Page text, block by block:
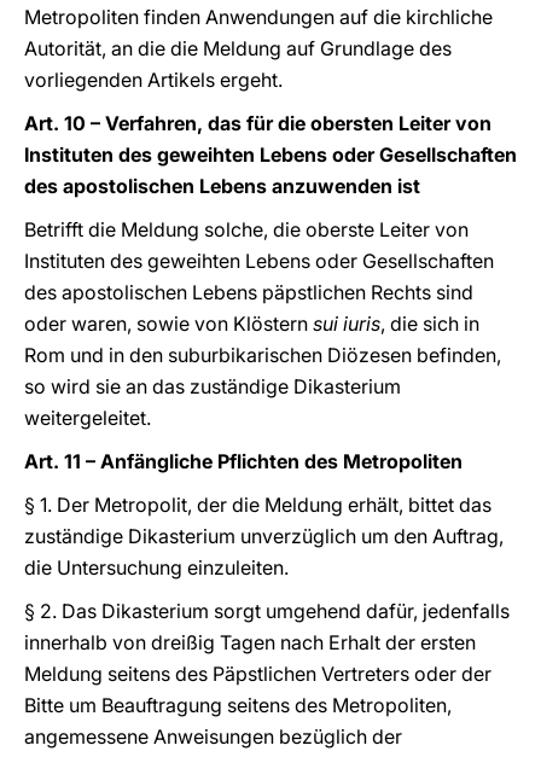
Metropoliten finden Anwendungen auf die kirchliche
Autorität, an die die Meldung auf Grundlage des
vorliegenden Artikels ergeht.
Art. 10 – Verfahren, das für die obersten Leiter von
Instituten des geweihten Lebens oder Gesellschaften
des apostolischen Lebens anzuwenden ist
Betrifft die Meldung solche, die oberste Leiter von
Instituten des geweihten Lebens oder Gesellschaften
des apostolischen Lebens päpstlichen Rechts sind
oder waren, sowie von Klöstern sui iuris, die sich in
Rom und in den suburbikarischen Diözesen befinden,
so wird sie an das zuständige Dikasterium
weitergeleitet.
Art. 11 – Anfängliche Pflichten des Metropoliten
§ 1. Der Metropolit, der die Meldung erhält, bittet das
zuständige Dikasterium unverzüglich um den Auftrag,
die Untersuchung einzuleiten.
§ 2. Das Dikasterium sorgt umgehend dafür, jedenfalls
innerhalb von dreißig Tagen nach Erhalt der ersten
Meldung seitens des Päpstlichen Vertreters oder der
Bitte um Beauftragung seitens des Metropoliten,
angemessene Anweisungen bezüglich der